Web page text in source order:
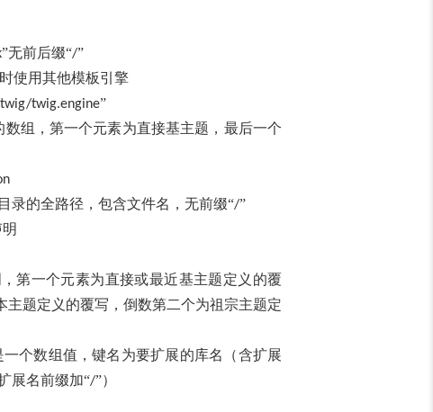
”无前后缀“/”
使用其他模板引擎
twig.engine”
数组，第一个元素为直接基主题，最后一个
录的全路径，包含文件名，无前缀“/”
第一个元素为直接或最近基主题定义的覆
题定义的覆写，倒数第二个为祖宗主题定
个数组值，键名为要扩展的库名（含扩展
展名前缀加“/”）